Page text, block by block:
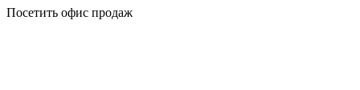
Посетить офис продаж